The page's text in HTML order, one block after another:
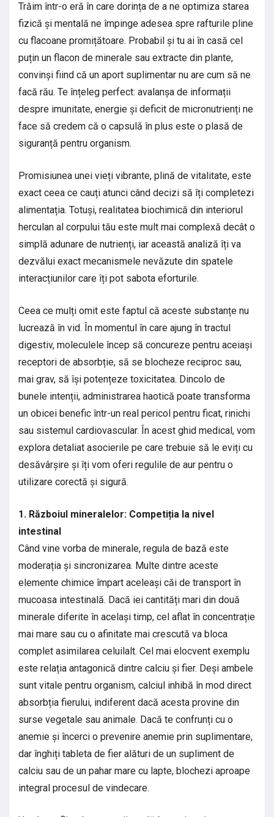
Trăim într-o eră în care dorința de a ne optimiza starea
fizică și mentală ne împinge adesea spre rafturile pline
cu flacoane promițătoare. Probabil și tu ai în casă cel
puțin un flacon de minerale sau extracte din plante,
convinși fiind că un aport suplimentar nu are cum să ne
facă rău. Te înțeleg perfect: avalanșa de informații
despre imunitate, energie și deficit de micronutrienți ne
face să credem că o capsulă în plus este o plasă de
siguranță pentru organism.
Promisiunea unei vieți vibrante, plină de vitalitate, este
exact ceea ce cauți atunci când decizi să îți completezi
alimentația. Totuși, realitatea biochimică din interiorul
herculan al corpului tău este mult mai complexă decât o
simplă adunare de nutrienți, iar această analiză îți va
dezvălui exact mecanismele nevăzute din spatele
interacțiunilor care îți pot sabota eforturile.
Ceea ce mulți omit este faptul că aceste substanțe nu
lucrează în vid. În momentul în care ajung în tractul
digestiv, moleculele încep să concureze pentru aceiași
receptori de absorbție, să se blocheze reciproc sau,
mai grav, să își potențeze toxicitatea. Dincolo de
bunele intenții, administrarea haotică poate transforma
un obicei benefic într-un real pericol pentru ficat, rinichi
sau sistemul cardiovascular. În acest ghid medical, vom
explora detaliat asocierile pe care trebuie să le eviți cu
desăvârșire și îți vom oferi regulile de aur pentru o
utilizare corectă și sigură.
1. Războiul mineralelor: Competiția la nivel
intestinal
Când vine vorba de minerale, regula de bază este
moderația și sincronizarea. Multe dintre aceste
elemente chimice împart aceleași căi de transport în
mucoasa intestinală. Dacă iei cantități mari din două
minerale diferite în același timp, cel aflat în concentrație
mai mare sau cu o afinitate mai crescută va bloca
complet asimilarea celuilalt. Cel mai elocvent exemplu
este relația antagonică dintre calciu și fier. Deși ambele
sunt vitale pentru organism, calciul inhibă în mod direct
absorbția fierului, indiferent dacă acesta provine din
surse vegetale sau animale. Dacă te confrunți cu o
anemie și încerci o prevenire anemie prin suplimentare,
dar înghiți tableta de fier alături de un supliment de
calciu sau de un pahar mare cu lapte, blochezi aproape
integral procesul de vindecare.